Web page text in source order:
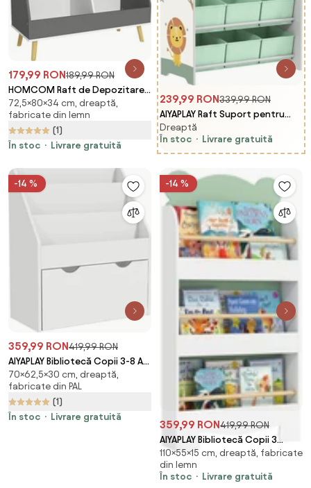
179,99 RON189,99 RON
HOMCOM Raft de Depozitare
pentru Jucării, Raft în 2 Niveluri
pentru Jucării cu 5
Compartimente, 80x34x72.5
cm, Gri | Aosom Romania
72,5×80×34 cm, dreaptă,
fabricate din lemn
(1)
În stoc
Livrare gratuită
239,99 RON339,99 RON
AIYAPLAY Raft Suport pentru
Jucării cu 6 Sertare și Bibliotecă
cu 2 Niveluri Verde | Aosom
Romania
Dreaptă
În stoc
Livrare gratuită
-14 %
359,99 RON419,99 RON
AIYAPLAY Bibliotecă Copii 3-8 Ani
cu 3 Rafturi și Sertar, Raft de
Depozitare Jucării, 62,5x30x70
cm, Alb | Aosom Romania
70×62,5×30 cm, dreaptă,
fabricate din PAL
(1)
În stoc
Livrare gratuită
-14 %
359,99 RON419,99 RON
AIYAPLAY Bibliotecă Copii 3
Rafturi în Formă de Ursuleț
55x15x110 cm, Verde | Aosom
Romania
110×55×15 cm, dreaptă, fabricate
din lemn
În stoc
Livrare gratuită